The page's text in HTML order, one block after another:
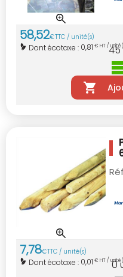
58,52€TTC / unité(s)
Dont écotaxe : 0,81 € HT /45
7,78€TTC / unité(s)
Dont écotaxe : 0,01 € HT / 0